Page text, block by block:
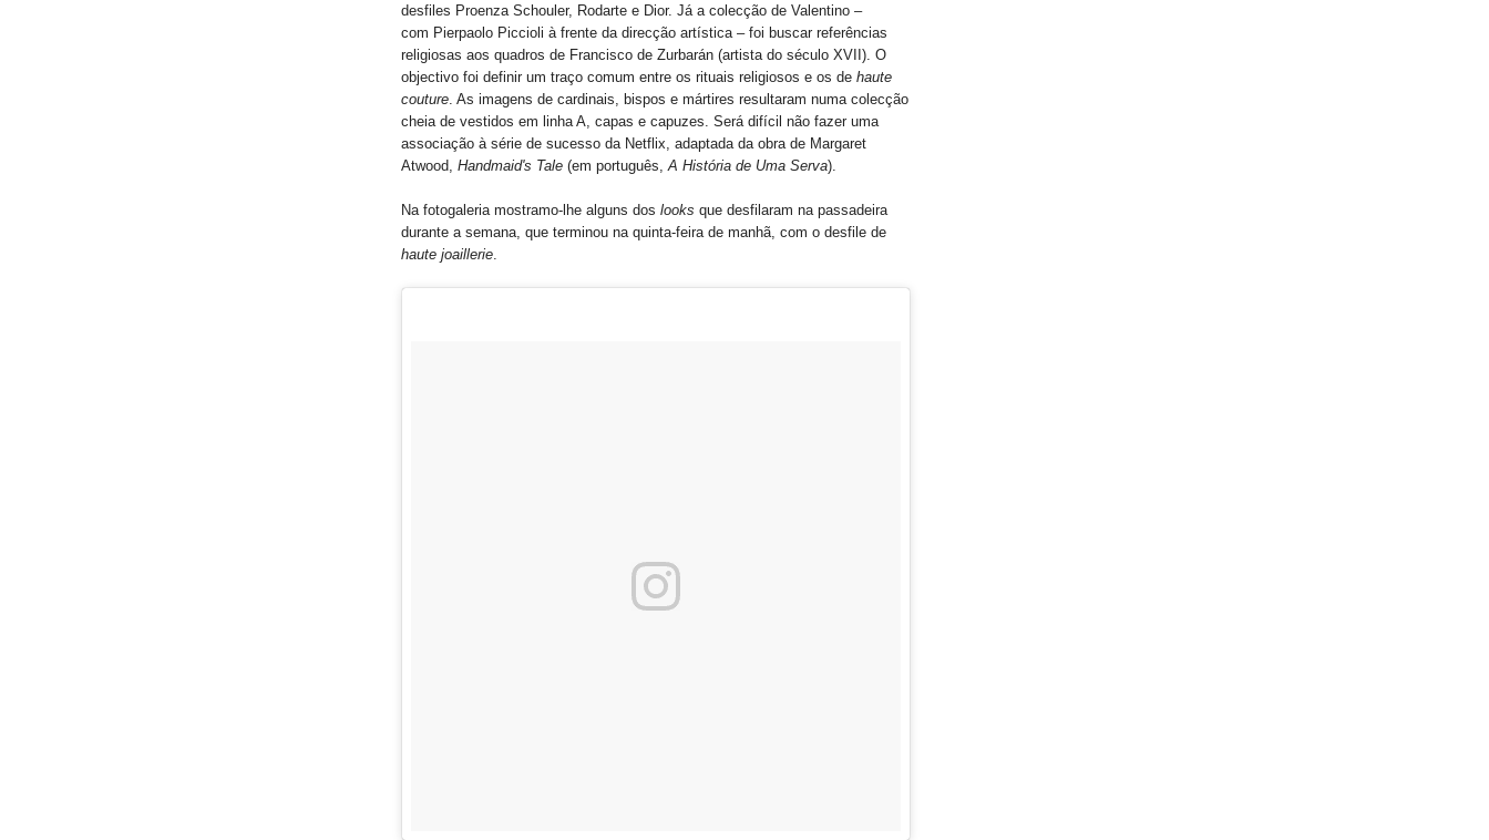
desfiles Proenza Schouler, Rodarte e Dior. Já a colecção de Valentino –
com Pierpaolo Piccioli à frente da direcção artística – foi buscar referências
religiosas aos quadros de Francisco de Zurbarán (artista do século XVII). O
objectivo foi definir um traço comum entre os rituais religiosos e os de haute
couture . As imagens de cardinais, bispos e mártires resultaram numa colecção
cheia de vestidos em linha A, capas e capuzes. Será difícil não fazer uma
associação à série de sucesso da Netflix, adaptada da obra de Margaret
Atwood, Handmaid's Tale (em português, A História de Uma Serva).
Na fotogaleria mostramo-lhe alguns dos looks que desfilaram na passadeira
durante a semana, que terminou na quinta-feira de manhã, com o desfile de
haute joaillerie